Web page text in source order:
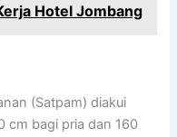
Hotel Jombang
(Satpam) diakui
cm bagi pria dan 160